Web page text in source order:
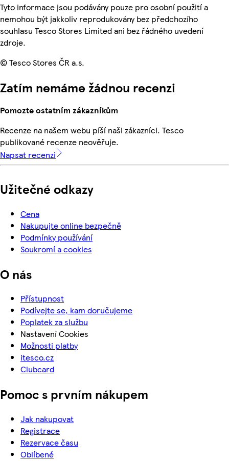
Tyto informace jsou podávány pouze pro osobní použití a
nemohou být jakkoliv reprodukovány bez předchozího
souhlasu Tesco Stores Limited ani bez řádného uvedení
zdroje.
© Tesco Stores ČR a.s.
Zatím nemáme žádnou recenzi
Pomozte ostatním zákazníkům
Recenze na našem webu píší naši zákazníci. Tesco
publikované recenze neověřuje.
Napsat recenzi
Užitečné odkazy
Cena
Nakupujte online bezpečně
Podmínky používání
Soukromí a cookies
O nás
Přístupnost
Podívejte se, kam doručujeme
Poplatek za službu
Nastavení Cookies
Možnosti platby
itesco.cz
Clubcard
Pomoc s prvním nákupem
Jak nakupovat
Registrace
Rezervace času
Oblíbené